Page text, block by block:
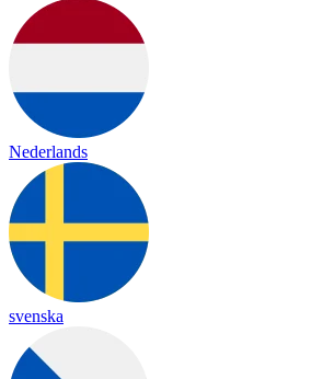
Nederlands
svenska